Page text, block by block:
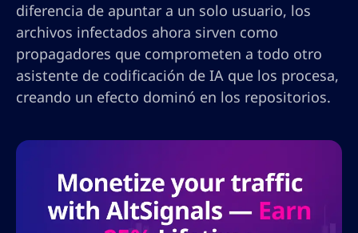
diferencia de apuntar a un solo usuario, los
archivos infectados ahora sirven como
propagadores que comprometen a todo otro
asistente de codificación de IA que los procesa,
creando un efecto dominó en los repositorios.